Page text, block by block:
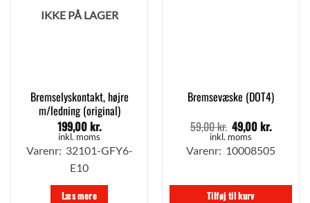
IKKE PÅ LAGER
Bremselyskontakt, højre
m/ledning (original)
199,00kr.
inkl. moms
Varenr: 32101-GFY6-
E10
Læs mere
Bremsevæske (DOT4)
59,00kr. Den
oprindelige
pris
var:
49,00kr.
pris
er:
inkl. moms
Varenr: 10008505
Tilføj til kurv